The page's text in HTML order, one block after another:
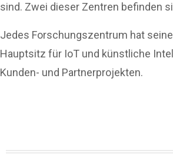
sind. Zwei dieser Zentren befinden
Jedes Forschungszentrum hat
Hauptsitz für IoT und künstliche
Kunden- und Partnerprojekten.